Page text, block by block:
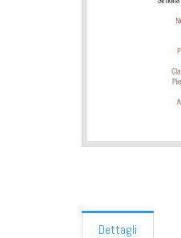
Dettagli